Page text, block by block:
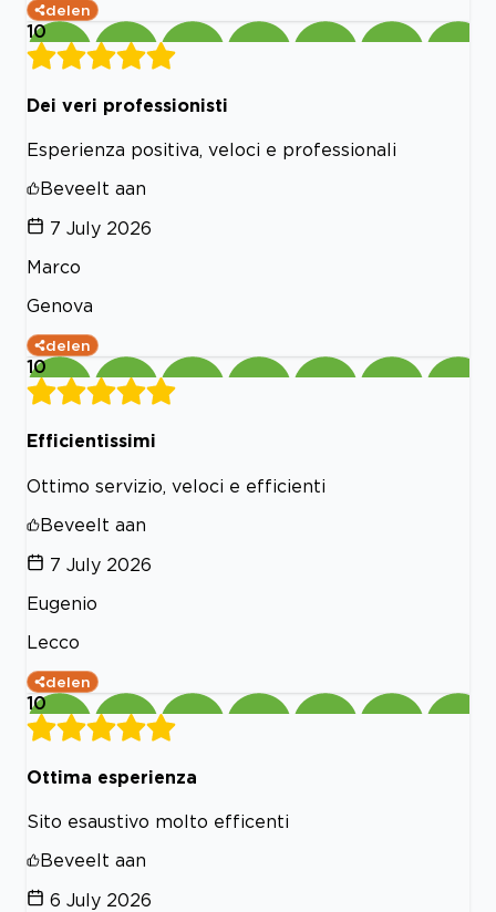
delen
10
Dei veri professionisti
Esperienza positiva, veloci e professionali
Beveelt aan
7 July 2026
Marco
Genova
delen
10
Efficientissimi
Ottimo servizio, veloci e efficienti
Beveelt aan
7 July 2026
Eugenio
Lecco
delen
10
Ottima esperienza
Sito esaustivo molto efficenti
Beveelt aan
6 July 2026